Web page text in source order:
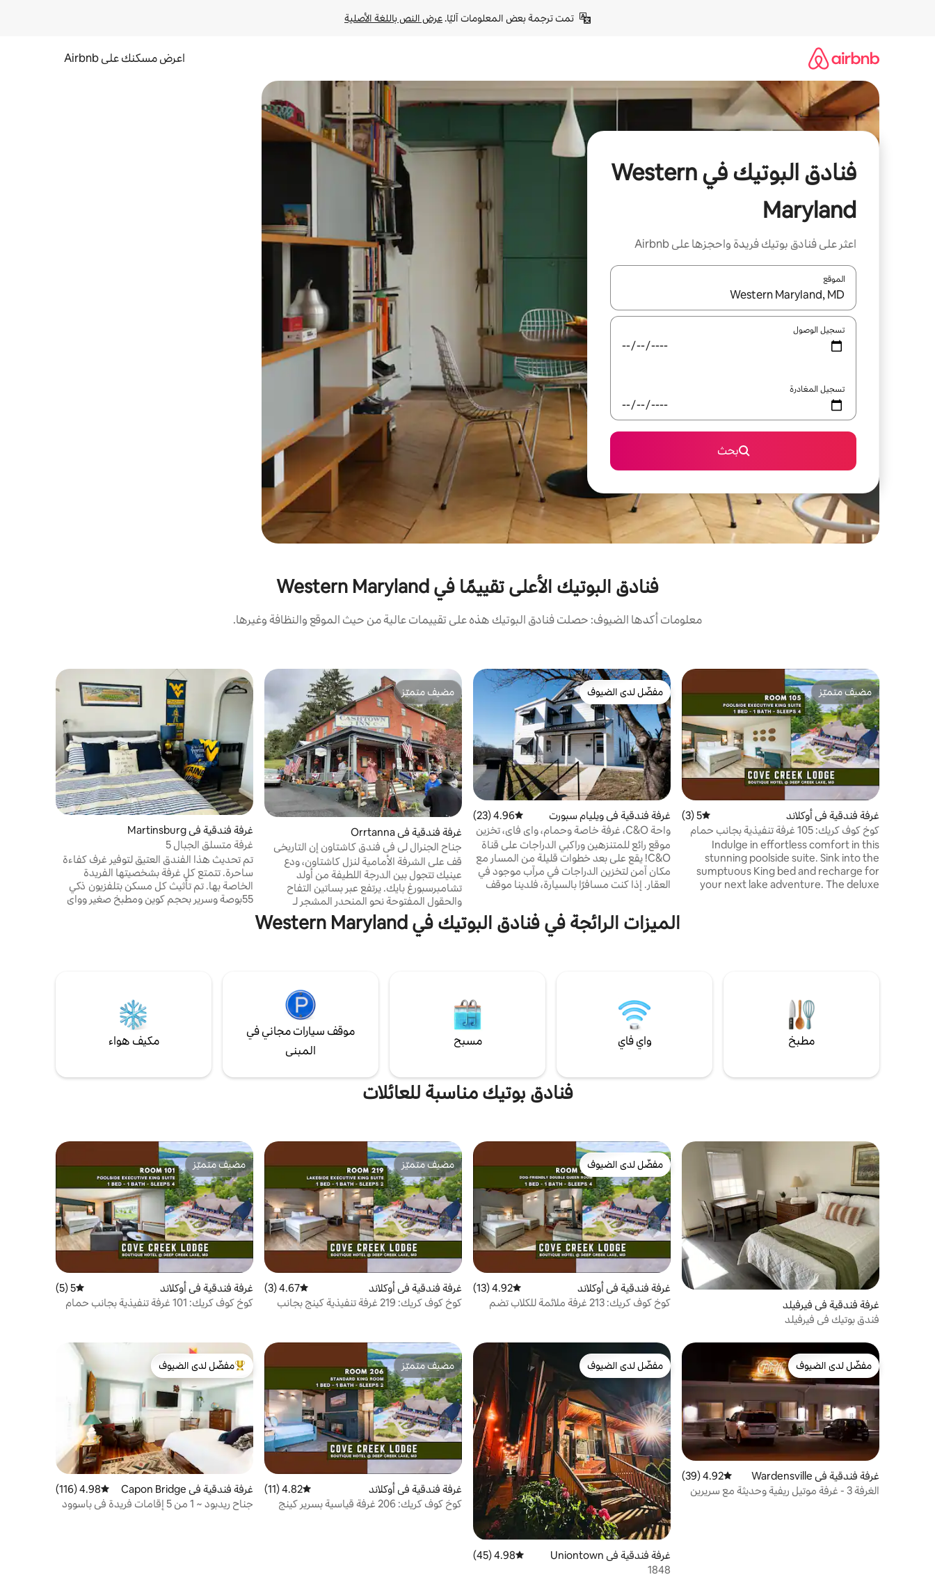
تمت ترجمة بعض المعلومات آليًا. عرض النص باللغة الأصلية
اعرض مسكنك على Airbnb
فنادق البوتيك في Western
Maryland
اعثر على فنادق بوتيك فريدة واحجزها على Airbnb
الموقع
عند توفر النتائج، انتقل باستخدام السهمين لأعلى ولأسفل أو استكشف عن طريق اللمس أو السحب.
تسجيل الوصول
تسجيل المغادرة
بحث
فنادق البوتيك الأعلى تقييمًا في Western Maryland
معلومات أكدها الضيوف: حصلت فنادق البوتيك هذه على تقييمات عالية من حيث الموقع والنظافة وغيرها.
مضيف متميّز
مضيف متميّز
غرفة فندقية في أوكلاند متوسط التقييم 5 من 5، 3 مراجعات
5 (3)
كوخ كوف كريك: 105 غرفة تنفيذية بجانب حمام
السباحة
Indulge in effortless comfort in this
stunning poolside suite. Sink into the
sumptuous King bed and recharge for
your next lake adventure. The deluxe
with easy interior access.
مفضّل لدى الضيوف
مفضّل لدى الضيوف
غرفة فندقية في ويليام سبورت متوسط التقييم 4.96 من 5، 23 مراجعات
4.96 (23)
واحة C&O، غرفة خاصة وحمام، واي فاي، تخزين
للدراجات
موقع رائع للمتنزهين وراكبي الدراجات على قناة
C&O! يقع على بعد خطوات قليلة من المسار مع
مكان آمن لتخزين الدراجات في مرآب موجود في
العقار. إذا كنت مسافرًا بالسيارة، فلدينا موقف
الشارع. يوفر المنزل 4 غرف نوم إجمالاً ولكل منها
حمام خاص. تحتوي هذه الغرفة على سريرين
مفردين وتقع في الطابق الثاني. يتم تضمين وجبة
مضيف متميّز
مضيف متميّز
غرفة فندقية في Orrtanna
جناح الجنرال لي في فندق كاشتاون إن التاريخي
قف على الشرفة الأمامية لنزل كاشتاون، ودع
عينيك تتجول بين الدرجة اللطيفة من أولد
تشامبرسبورغ بايك. يرتفع عبر بساتين التفاح
والحقول المفتوحة نحو المنحدر المشجر لـ
Cashtown Gap في ساوث ماونتن. إذا كان
بإمكان هذه التلال التحدث عن قصص الأيام
الماضية، فسنسمع عن المسافرين المرهقين
حوالي عام 1797، على بعد 8 أميال غرب
جيتيسبيرغ.
غرفة فندقية في Martinsburg
غرفة متسلق الجبال 5
تم تحديث هذا الفندق العتيق لتوفير غرف كفاءة
ساحرة. تتمتع كل غرفة بشخصيتها الفريدة
الخاصة بها. تم تأثيث كل مسكن بتلفزيون ذكي
55بوصة وسرير بحجم كوين ومطبخ صغير وواي
الميزات الرائجة في فنادق البوتيك في Western Maryland
مطبخ واي فاي مسبح
موقف سيارات مجاني في
المبنى
مكيف هواء
فنادق بوتيك مناسبة للعائلات
غرفة فندقية في فيرفيلد
فندق بوتيك في فيرفيلد
مفضّل لدى الضيوف
مفضّل لدى الضيوف
غرفة فندقية في أوكلاند متوسط التقييم 4.92 من 5، 13 مراجعات
4.92 (13)
كوخ كوف كريك: 213 غرفة ملائمة للكلاب تضم
مضيف متميّز
مضيف متميّز
غرفة فندقية في أوكلاند متوسط التقييم 4.67 من 5، 3 مراجعات
4.67 (3)
كوخ كوف كريك: 219 غرفة تنفيذية كينج بجانب
مضيف متميّز
مضيف متميّز
غرفة فندقية في أوكلاند متوسط التقييم 5 من 5، 5 مراجعات
5 (5)
كوخ كوف كريك: 101 غرفة تنفيذية بجانب حمام
مفضّل لدى الضيوف
مفضّل لدى الضيوف
غرفة فندقية في Wardensville متوسط التقييم 4.92 من 5، 39 مراجعات
4.92 (39)
الغرفة 3 - غرفة موتيل ريفية وحديثة مع سريرين
مفضّل لدى الضيوف
مفضّل لدى الضيوف
غرفة فندقية في Uniontown متوسط التقييم 4.98 من 5، 45 مراجعات
4.98 (45)
1848
مضيف متميّز
مضيف متميّز
غرفة فندقية في أوكلاند متوسط التقييم 4.82 من 5، 11 مراجعات
4.82 (11)
كوخ كوف كريك: 206 غرفة قياسية بسرير كينج
من أبرز البيوت المفضّلة لدى الضيوف
مفضّل لدى الضيوف
غرفة فندقية في Capon Bridge متوسط التقييم 4.98 من 5، 116 مراجعات
4.98 (116)
جناح ريدبود ~ 1 من 5 إقامات فريدة في باسوود